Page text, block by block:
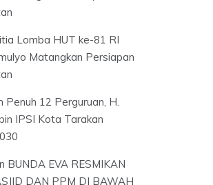
Lomba HUT ke-81 RI
Matangkan Persiapan
Penuh 12 Perguruan, H.
IPSI Kota Tarakan
BUNDA EVA RESMIKAN
DAN PPM DI BAWAH